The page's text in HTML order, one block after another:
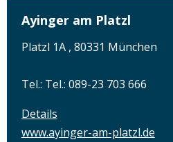
Ayinger am Platzl
Platzl 1A , 80331 München
Tel.: Tel.: 089-23 703 666
Details
www.ayinger-am-platzl.de